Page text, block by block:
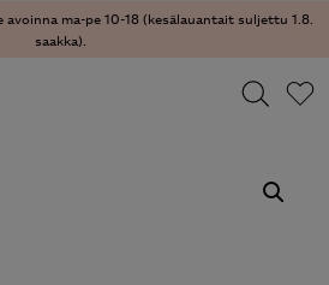
ma-pe 10-18 (kesälauantait suljettu 1.8.
saakka).